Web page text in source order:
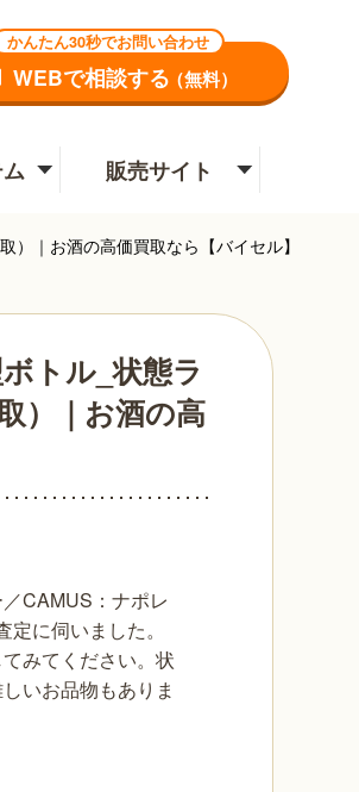
かんたん30秒でお問い合わせ
WEBで相談する（無料）
販売サイト
｜お酒の高価買取なら【バイセル】
トル_状態ラ
）｜お酒の高
CAMUS：ナポレ
に伺いました。
みてください。状
いお品物もありま